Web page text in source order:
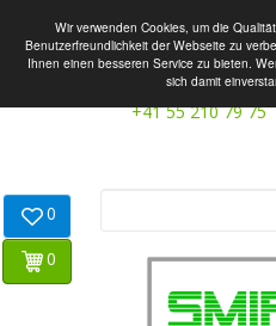
Wir verwenden Cookies, um die
Benutzerfreundlichkeit der Webseite zu
Ihnen einen besseren Service zu bieten.
sich damit
+41 55 210 79 75
0
0